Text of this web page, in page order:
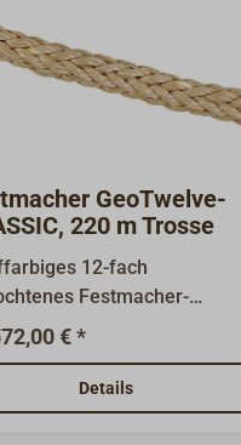
GeoTwelve-
220 m Trosse
12-fach
Festmacher-
für Traditionsschiffe,
aus einem modernem
von POLYESTER- und
Garnen.Sehr hohe
€ *
Details